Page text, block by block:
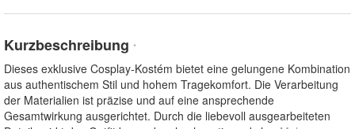
Kurzbeschreibung *
Dieses exklusive Cosplay-Kostém bietet eine gelungene Kombination
aus authentischem Stil und hohem Tragekomfort. Die Verarbeitung
der Materialien ist präzise und auf eine ansprechende
Gesamtwirkung ausgerichtet. Durch die liebevoll ausgearbeiteten